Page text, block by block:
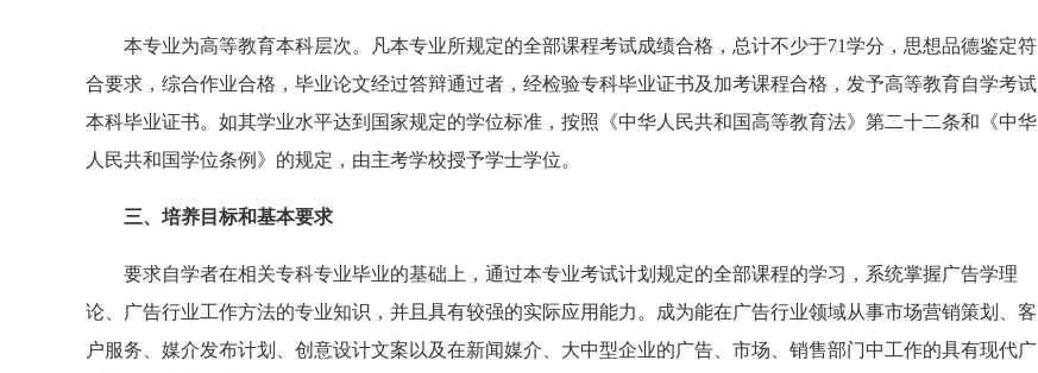
本专业为高等教育本科层次。凡本专业所规定的全部课程考试成绩合格，总计不少于71学分，思想品德鉴定符
合要求，综合作业合格，毕业论文经过答辩通过者，经检验专科毕业证书及加考课程合格，发予高等教育自学考试
本科毕业证书。如其学业水平达到国家规定的学位标准，按照《中华人民共和国高等教育法》第二十二条和《中华
人民共和国学位条例》的规定，由主考学校授予学士学位。
三、培养目标和基本要求
要求自学者在相关专科专业毕业的基础上，通过本专业考试计划规定的全部课程的学习，系统掌握广告学理
论、广告行业工作方法的专业知识，并且具有较强的实际应用能力。成为能在广告行业领域从事市场营销策划、客
户服务、媒介发布计划、创意设计文案以及在新闻媒介、大中型企业的广告、市场、销售部门中工作的具有现代广